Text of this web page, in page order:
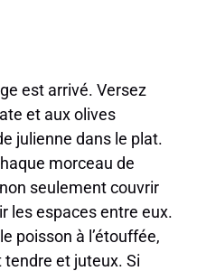
est arrivé. Versez
et aux olives
julienne dans le plat.
morceau de
seulement couvrir
les espaces entre eux.
poisson à l’étouffée,
et juteux. Si